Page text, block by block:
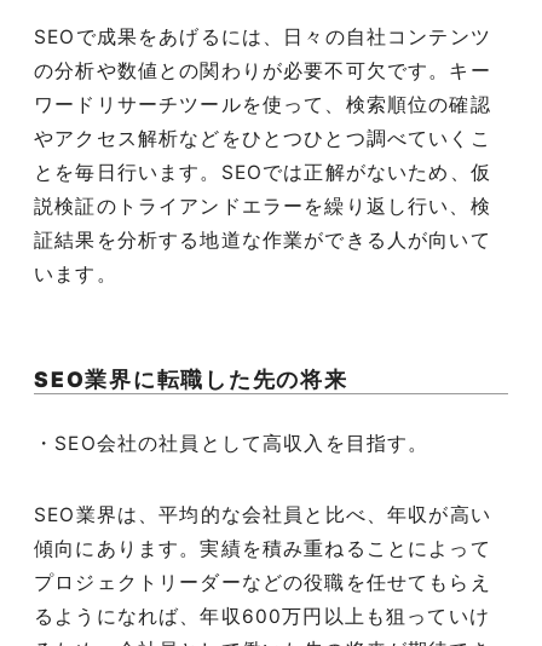
SEO で成果をあげるには、日々の自社コンテンツ
の分析や数値との関わりが必要不可欠です。キー
ワードリサーチツールを使って、検索順位の確認
やアクセス解析などをひとつひとつ調べていくこ
とを毎日行います。 SEOでは正解がないため、仮
説検証のトライアンドエラーを繰り返し行い、検
証結果を分析する地道な作業ができる人が向いて
います。
SEO業界に転職した先の将来
・SEO会社の社員として高収入を目指す。
SEO業界は、平均的な会社員と比べ、年収が高い
傾向にあります。実績を積み重ねることによって
プロジェクトリーダーなどの役職を任せてもらえ
るようになれば、年収600万円以上も狙っていけ